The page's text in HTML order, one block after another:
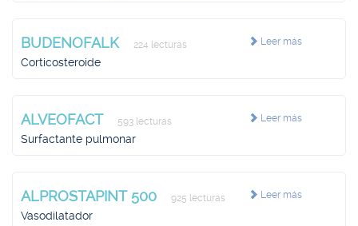
Leer más
BUDENOFALK 224 lecturas
Corticosteroide
Leer más
ALVEOFACT 593 lecturas
Surfactante pulmonar
Leer más
ALPROSTAPINT 500 925 lecturas
Vasodilatador